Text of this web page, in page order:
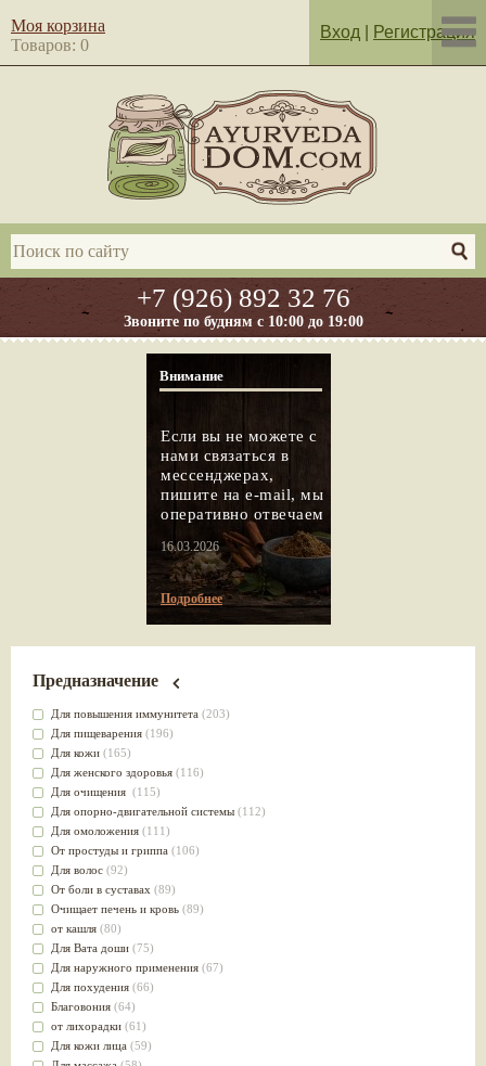
+7 (926) 892 32 76
Звоните по будням с 10:00 до 19:00
Моя корзина
Товаров: 0
Вход Регистрация
Внимание
Если вы не можете с
нами связаться в
мессенджерах,
пишите на e-mail, мы
оперативно отвечаем
16.03.2026
Подробнее
Предназначение
Для повышения иммунитета (203)
Для пищеварения (196)
Для кожи (165)
Для женского здоровья (116)
Для очищения (115)
Для опорно-двигательной системы (112)
Для омоложения (111)
От простуды и гриппа (106)
Для волос (92)
От боли в суставах (89)
Очищает печень и кровь (89)
от кашля (80)
Для Вата доши (75)
Для наружного применения (67)
Для похудения (66)
Благовония (64)
от лихорадки (61)
Для кожи лица (59)